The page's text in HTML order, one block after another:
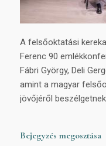
A felsőoktatási
Ferenc 90
Fábri György, Deli
amint a magyar
jövőjéről
Bejegyzés megosztása